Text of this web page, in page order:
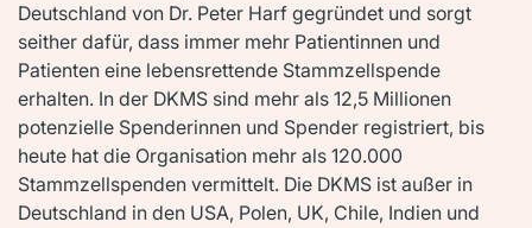
Deutschland von Dr. Peter Harf gegründet und sorgt
seither dafür, dass immer mehr Patientinnen und
Patienten eine lebensrettende Stammzellspende
erhalten. In der DKMS sind mehr als 12,5 Millionen
potenzielle Spenderinnen und Spender registriert, bis
heute hat die Organisation mehr als 120.000
Stammzellspenden vermittelt. Die DKMS ist außer in
Deutschland in den USA, Polen, UK, Chile, Indien und